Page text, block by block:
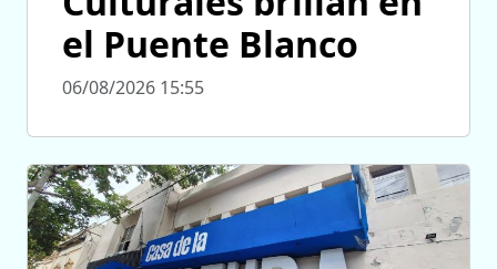
el Puente Blanco
06/08/2026 15:55